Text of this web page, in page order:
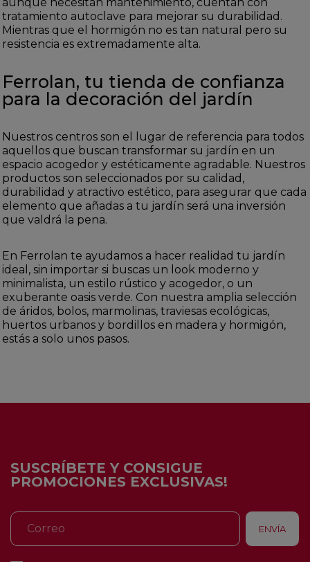
tratamiento autoclave para mejorar su durabilidad.
Mientras que el hormigón no es tan natural pero su
resistencia es extremadamente alta.
Ferrolan, tu tienda de confianza
para la decoración del jardín
Nuestros centros son el lugar de referencia para todos
aquellos que buscan transformar su jardín en un
espacio acogedor y estéticamente agradable. Nuestros
productos son seleccionados por su calidad,
durabilidad y atractivo estético, para asegurar que cada
elemento que añadas a tu jardín será una inversión
que valdrá la pena.
En Ferrolan te ayudamos a hacer realidad tu jardín
ideal, sin importar si buscas un look moderno y
minimalista, un estilo rústico y acogedor, o un
exuberante oasis verde. Con nuestra amplia selección
de áridos, bolos, marmolinas, traviesas ecológicas,
huertos urbanos y bordillos en madera y hormigón,
estás a solo unos pasos.
SUSCRÍBETE Y CONSIGUE
PROMOCIONES EXCLUSIVAS!